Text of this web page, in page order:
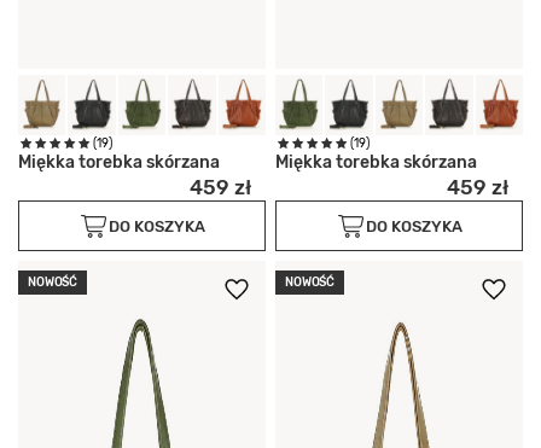
(19)
Miękka torebka skórzana
459 zł
DO KOSZYKA
(19)
Miękka torebka skórzana
459 zł
DO KOSZYKA
NOWOŚĆ NOWOŚĆ